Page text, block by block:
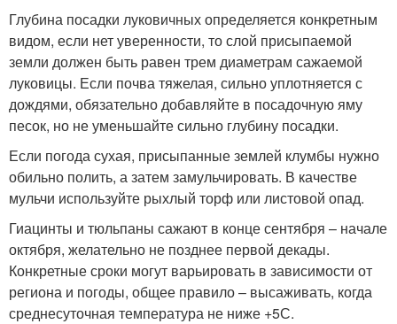
Глубина посадки луковичных определяется конкретным
видом, если нет уверенности, то слой присыпаемой
земли должен быть равен трем диаметрам сажаемой
луковицы. Если почва тяжелая, сильно уплотняется с
дождями, обязательно добавляйте в посадочную яму
песок, но не уменьшайте сильно глубину посадки.
Если погода сухая, присыпанные землей клумбы нужно
обильно полить, а затем замульчировать. В качестве
мульчи используйте рыхлый торф или листовой опад.
Гиацинты и тюльпаны сажают в конце сентября – начале
октября, желательно не позднее первой декады.
Конкретные сроки могут варьировать в зависимости от
региона и погоды, общее правило – высаживать, когда
среднесуточная температура не ниже +5С.